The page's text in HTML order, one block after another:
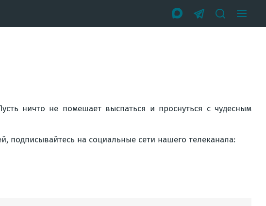
ничто не помешает выспаться и проснуться с чудесным
подписывайтесь на социальные сети нашего телеканала: